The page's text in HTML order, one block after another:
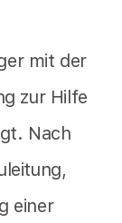
mit der
zur Hilfe
Nach
einer